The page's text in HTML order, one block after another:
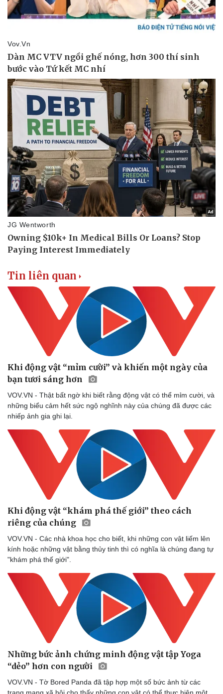
Doanh nghiệp
Thông tin doanh nghiệp
Doanh nhân
Vì cộng đồng
Công nghệ
Sành điệu
Tin Công nghệ
Chuyển đổi số
Sức khỏe
Dinh dưỡng - món ngon
Cây thuốc
Sản phụ khoa
Nhi khoa
Nam khoa
Phòng mạch online
Đời sống
Nhà đẹp
Tình yêu - Gia đình
Tin liên quan
Khi động vật “mỉm cười” và khiến một ngày của
bạn tươi sáng hơn
VOV.VN - Thật bất ngờ khi biết rằng động vật có thể mỉm cười, và
những biểu cảm hết sức ngộ nghĩnh này của chúng đã được các
nhiếp ảnh gia ghi lại.
Khi động vật “khám phá thế giới” theo cách
riêng của chúng
VOV.VN - Các nhà khoa học cho biết, khi những con vật liếm lên
kính hoặc những vật bằng thủy tinh thì có nghĩa là chúng đang tự
"khám phá thế giới".
Những bức ảnh chứng minh động vật tập Yoga
“dẻo” hơn con người
VOV.VN - Tờ Bored Panda đã tập hợp một số bức ảnh từ các
trang mạng xã hội cho thấy những con vật có thể thực hiện một